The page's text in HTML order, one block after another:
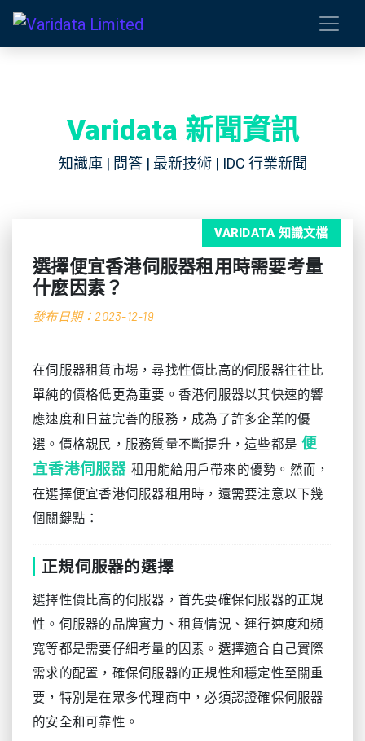
Varidata 新聞資訊
知識庫 | 問答 | 最新技術 | IDC 行業新聞
VARIDATA 知識文檔
選擇便宜香港伺服器租用時需要考量
什麼因素？
發布日期：2023-12-19
在伺服器租賃市場，尋找性價比高的伺服器往往比
單純的價格低更為重要。香港伺服器以其快速的響
應速度和日益完善的服務，成為了許多企業的優
選。價格親民，服務質量不斷提升，這些都是 便
宜香港伺服器 租用能給用戶帶來的優勢。然而，
在選擇便宜香港伺服器租用時，還需要注意以下幾
個關鍵點：
正規伺服器的選擇
選擇性價比高的伺服器，首先要確保伺服器的正規
性。伺服器的品牌實力、租賃情況、運行速度和頻
寬等都是需要仔細考量的因素。選擇適合自己實際
需求的配置，確保伺服器的正規性和穩定性至關重
要，特別是在眾多代理商中，必須認證確保伺服器
的安全和可靠性。